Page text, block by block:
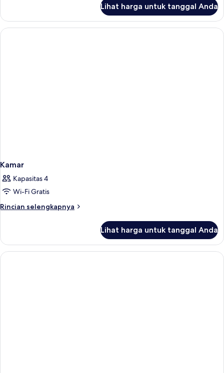
Kamar
Lihat harga untuk tanggal Anda
Kamar
Kapasitas 4
Wi-Fi Gratis
Rincian selengkapnya
Rincian
Kamar
Lihat harga untuk tanggal Anda